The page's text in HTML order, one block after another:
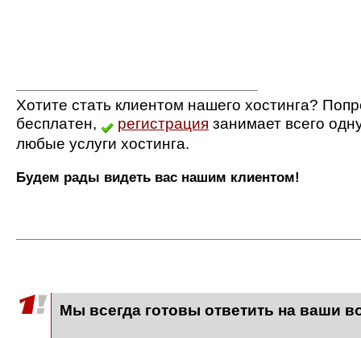
Хотите стать клиентом нашего хостинга?
бесплатен,
регистрация занимает всего
любые услуги хостинга.
Будем рады видеть вас нашим клиентом!
Мы всегда готовы ответить на ваши